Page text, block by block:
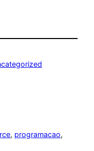
, programacao